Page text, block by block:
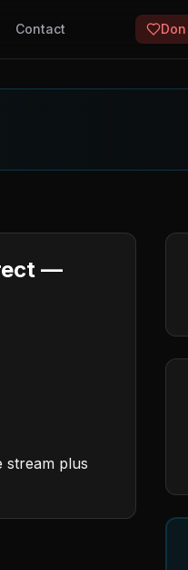
Contact Don
—
stream plus